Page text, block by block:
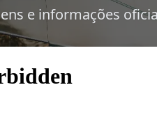
e informações